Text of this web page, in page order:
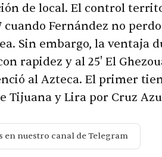
de local. El control
Fernández no
Sin embargo, la ventaja
rapidez y al 25' El
al Azteca. El primer
Tijuana y Lira por Cruz
en nuestro canal de Telegram